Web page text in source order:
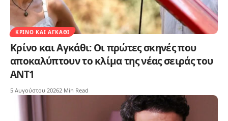
ΚΡΊΝΟ ΚΑΙ ΑΓΚΆΘΙ
Κρίνο και Αγκάθι: Οι πρώτες σκηνές που
αποκαλύπτουν το κλίμα της νέας σειράς του
ΑΝΤ1
5 Αυγούστου 20262 Min Read